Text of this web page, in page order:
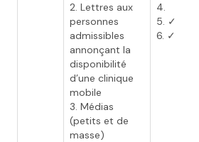
2. Lettres aux
personnes
admissibles
annonçant la
disponibilité
d’une clinique
mobile
3. Médias
(petits et de
masse)
4.
5. ✓
6. ✓